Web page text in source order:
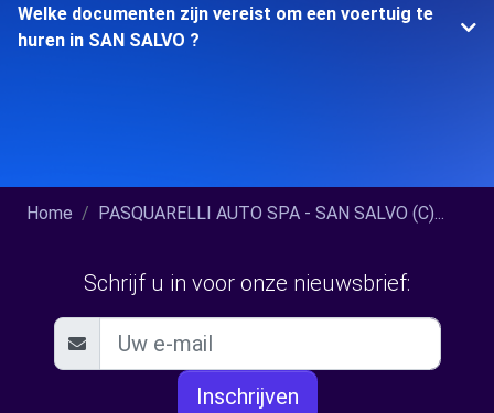
Welke documenten zijn vereist om een voertuig te
huren in SAN SALVO ?
Home PASQUARELLI AUTO SPA - SAN SALVO (C)...
Schrijf u in voor onze nieuwsbrief:
Inschrijven